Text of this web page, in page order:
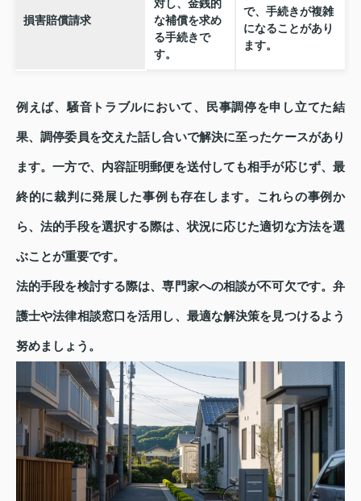
損害賠償請求
対し、金銭的
な補償を求め
る手続きで
す。
で、手続きが複雑
になることがあり
ます。
例えば、騒音トラブルにおいて、民事調停を申し立てた結
果、調停委員を交えた話し合いで解決に至ったケースがあり
ます。一方で、内容証明郵便を送付しても相手が応じず、最
終的に裁判に発展した事例も存在します。これらの事例か
ら、法的手段を選択する際は、状況に応じた適切な方法を選
ぶことが重要です。
法的手段を検討する際は、専門家への相談が不可欠です。弁
護士や法律相談窓口を活用し、最適な解決策を見つけるよう
努めましょう。